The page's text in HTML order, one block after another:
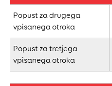
Popust za drugega
vpisanega otroka
Popust za tretjega
vpisanega otroka